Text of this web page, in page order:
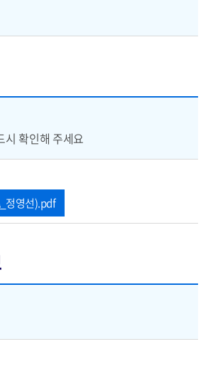
시 확인해 주세요
정영선).pdf